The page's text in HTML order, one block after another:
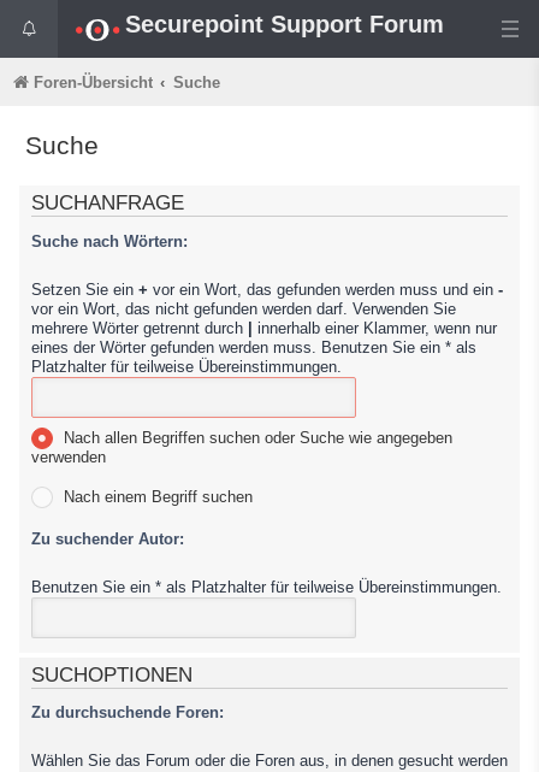
Securepoint Support Forum
Foren-Übersicht Suche
Suche
SUCHANFRAGE
Suche nach Wörtern:
Setzen Sie ein + vor ein Wort, das gefunden werden muss und ein -
vor ein Wort, das nicht gefunden werden darf. Verwenden Sie
mehrere Wörter getrennt durch | innerhalb einer Klammer, wenn nur
eines der Wörter gefunden werden muss. Benutzen Sie ein * als
Platzhalter für teilweise Übereinstimmungen.
Nach allen Begriffen suchen oder Suche wie angegeben
verwenden
Nach einem Begriff suchen
Zu suchender Autor:
Benutzen Sie ein * als Platzhalter für teilweise Übereinstimmungen.
SUCHOPTIONEN
Zu durchsuchende Foren:
Wählen Sie das Forum oder die Foren aus, in denen gesucht werden